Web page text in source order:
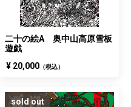
二十の絵A 奥中山高原雪板
遊戯
¥ 20,000 （税込）
sold out